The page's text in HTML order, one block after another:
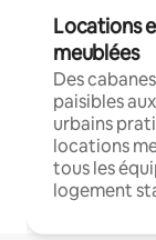
Locations
meublées
Des
paisibles
urbains
locations
tous les
logement